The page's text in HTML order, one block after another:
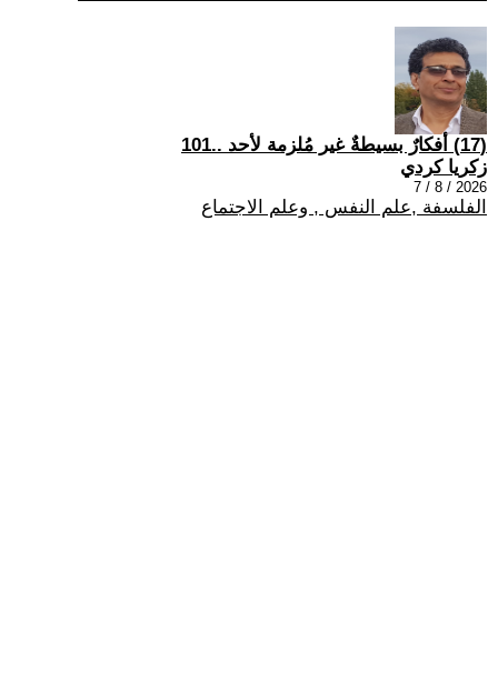
(17) أفكارٌ بسيطةٌ غير مُلزمة لأحد ..101
زكريا كردي
2026 / 8 / 7
الفلسفة ,علم النفس , وعلم الاجتماع